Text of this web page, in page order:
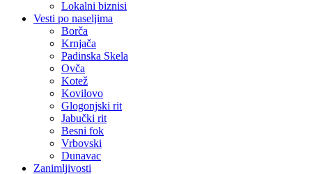
Lokalni biznisi
Vesti po naseljima
Borča
Krnjača
Padinska Skela
Ovča
Kotež
Kovilovo
Glogonjski rit
Jabučki rit
Besni fok
Vrbovski
Dunavac
Zanimljivosti